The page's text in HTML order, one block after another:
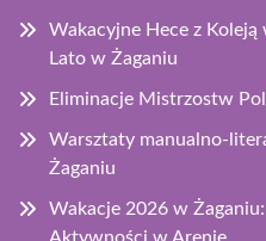
Wakacyjne Hece z
Lato w Żaganiu
Eliminacje Mistrzostw
Warsztaty manualno-
Żaganiu
Wakacje 2026 w
Aktywności w Arenie